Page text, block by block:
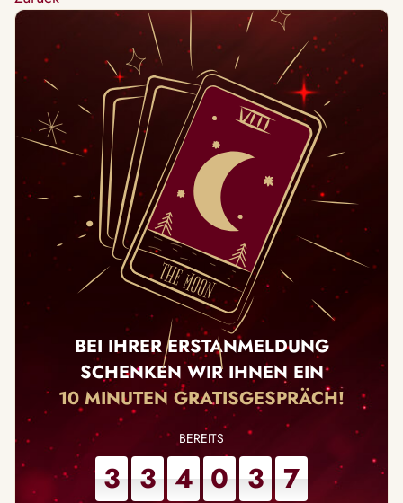
BEI IHRER ERSTANMELDUNG
SCHENKEN WIR IHNEN EIN
10 MINUTEN GRATISGESPRÄCH!
3 3 4 0 3 7